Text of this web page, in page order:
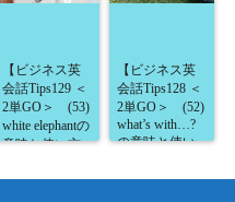
【ビジネス英
会話Tips129 ＜
2単GO＞ (53)
white elephantの
意味と使い方
る！】
【ビジネス英
会話Tips128 ＜
2単GO＞ (52)
what’s with…?
の意味と使い
る！】